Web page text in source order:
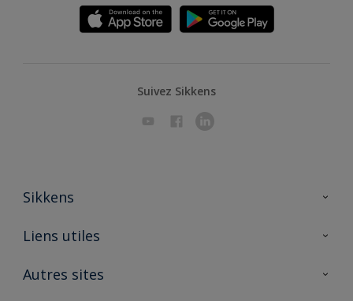
Suivez Sikkens
Sikkens
A propos de Sikkens
Liens utiles
Ouvrir un magasin PASS
Autres sites